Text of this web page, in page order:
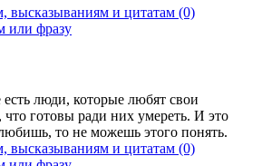
(0)
люди, которые любят свои
что готовы ради них умереть. И это
то не можешь этого понять.
(0)